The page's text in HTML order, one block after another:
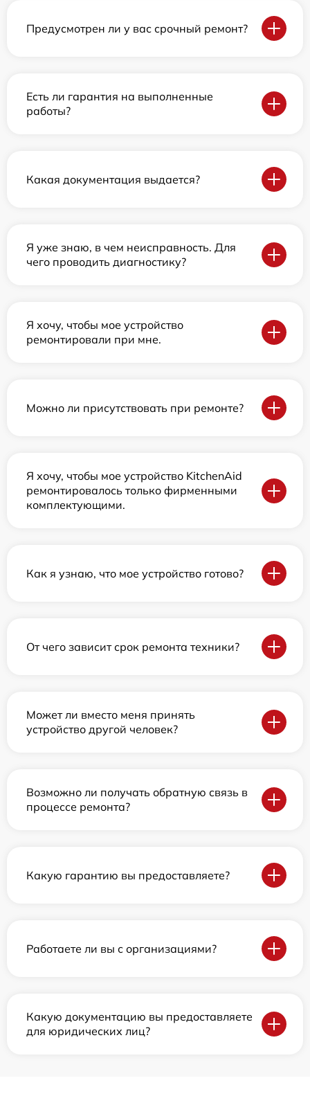
Предусмотрен ли у вас срочный ремонт?
Есть ли гарантия на выполненные
работы?
Какая документация выдается?
Я уже знаю, в чем неисправность. Для
чего проводить диагностику?
Я хочу, чтобы мое устройство
ремонтировали при мне.
Можно ли присутствовать при ремонте?
Я хочу, чтобы мое устройство KitchenAid
ремонтировалось только фирменными
комплектующими.
Как я узнаю, что мое устройство готово?
От чего зависит срок ремонта техники?
Может ли вместо меня принять
устройство другой человек?
Возможно ли получать обратную связь в
процессе ремонта?
Какую гарантию вы предоставляете?
Работаете ли вы с организациями?
Какую документацию вы предоставляете
для юридических лиц?